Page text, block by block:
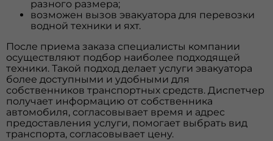
разного размера;
возможен вызов эвакуатора для перевозки
водной техники и яхт.
После приема заказа специалисты компании
осуществляют подбор наиболее подходящей
техники. Такой подход делает услуги эвакуатора
более доступными и удобными для
собственников транспортных средств. Диспетчер
получает информацию от собственника
автомобиля, согласовывает время и адрес
предоставления услуги, помогает выбрать вид
транспорта, согласовывает цену.